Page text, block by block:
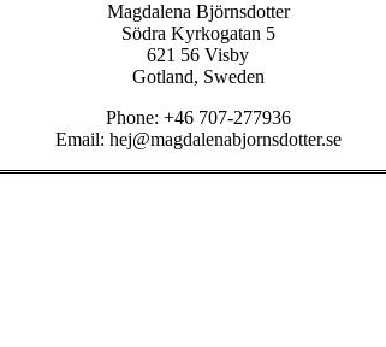
Magdalena Björnsdotter
Södra Kyrkogatan 5
621 56 Visby
Gotland, Sweden
Phone: +46 707-277936
Email: hej@magdalenabjornsdotter.se